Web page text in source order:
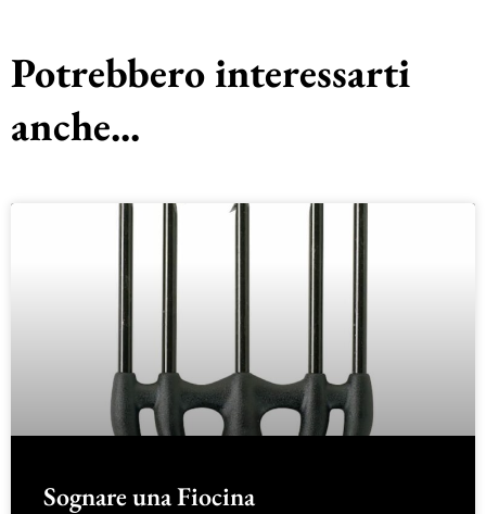
Potrebbero interessarti
anche...
Sognare una Fiocina